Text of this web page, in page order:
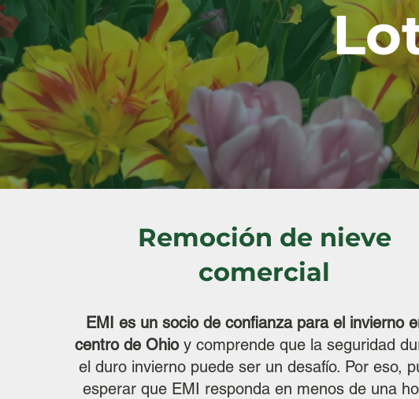
Remoción de nieve
comercial
EMI es un socio de confianza para el invierno
centro de Ohioy comprende que la seguridad
el duro invierno puede ser un desafío. Por eso,
esperar que EMI responda en menos de una